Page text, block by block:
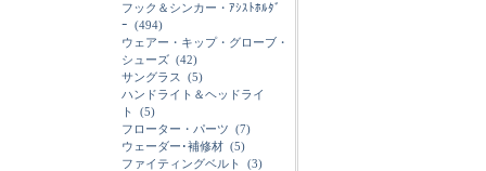
フック＆シンカー・ｱｼｽﾄﾎﾙﾀﾞ
ｰ (494)
ウェアー・キップ・グローブ・
シューズ (42)
サングラス
(5)
ハンドライト＆ヘッドライ
ト
(5)
フローター・パーツ (7)
ウェーダー･補修材 (5)
ファイティングベルト
(3)